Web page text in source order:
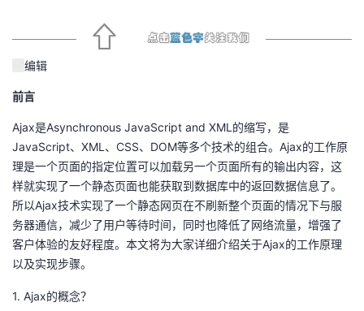
播
活
动
的
关
注
我
的
开
发
者
学
我
的
Programs
我
的
支
持
编辑
前言
Ajax是Asynchronous JavaScript and XML的缩写，是
JavaScript、XML、CSS、DOM等多个技术的组合。Ajax的工作原
理是一个页面的指定位置可以加载另一个页面所有的输出内容，这
样就实现了一个静态页面也能获取到数据库中的返回数据信息了。
所以Ajax技术实现了一个静态网页在不刷新整个页面的情况下与服
务器通信，减少了用户等待时间，同时也降低了网络流量，增强了
客户体验的友好程度。本文将为大家详细介绍关于Ajax的工作原理
以及实现步骤。
1. Ajax的概念？